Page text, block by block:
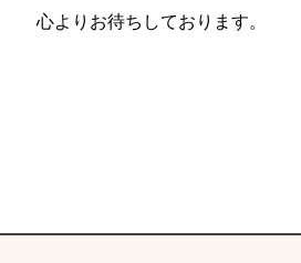
心よりお待ちしております。